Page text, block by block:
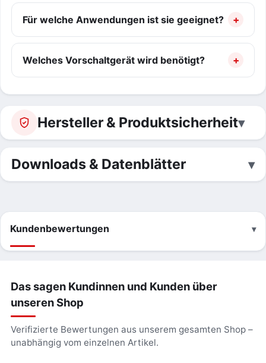
Für welche Anwendungen ist sie geeignet?
Welches Vorschaltgerät wird benötigt?
Hersteller & Produktsicherheit
Downloads & Datenblätter
Kundenbewertungen
Das sagen Kundinnen und Kunden über
unseren Shop
Verifizierte Bewertungen aus unserem gesamten Shop –
unabhängig vom einzelnen Artikel.